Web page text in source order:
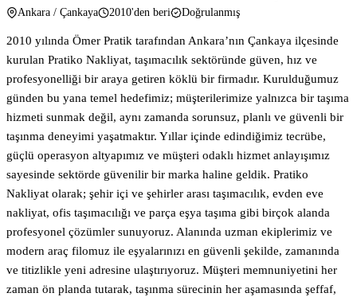
Ankara / Çankaya 2010'den beri Doğrulanmış
2010 yılında Ömer Pratik tarafından Ankara’nın Çankaya ilçesinde
kurulan Pratiko Nakliyat, taşımacılık sektöründe güven, hız ve
profesyonelliği bir araya getiren köklü bir firmadır. Kurulduğumuz
günden bu yana temel hedefimiz; müşterilerimize yalnızca bir taşıma
hizmeti sunmak değil, aynı zamanda sorunsuz, planlı ve güvenli bir
taşınma deneyimi yaşatmaktır. Yıllar içinde edindiğimiz tecrübe,
güçlü operasyon altyapımız ve müşteri odaklı hizmet anlayışımız
sayesinde sektörde güvenilir bir marka haline geldik. Pratiko
Nakliyat olarak; şehir içi ve şehirler arası taşımacılık, evden eve
nakliyat, ofis taşımacılığı ve parça eşya taşıma gibi birçok alanda
profesyonel çözümler sunuyoruz. Alanında uzman ekiplerimiz ve
modern araç filomuz ile eşyalarınızı en güvenli şekilde, zamanında
ve titizlikle yeni adresine ulaştırıyoruz. Müşteri memnuniyetini her
zaman ön planda tutarak, taşınma sürecinin her aşamasında şeffaf,